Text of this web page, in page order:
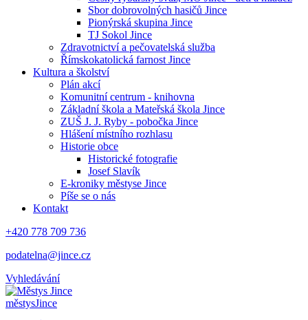
Sbor dobrovolných hasičů Jince
Pionýrská skupina Jince
TJ Sokol Jince
Zdravotnictví a pečovatelská služba
Římskokatolická farnost Jince
Kultura a školství
Plán akcí
Komunitní centrum - knihovna
Základní škola a Mateřská škola Jince
ZUŠ J. J. Ryby - pobočka Jince
Hlášení místního rozhlasu
Historie obce
Historické fotografie
Josef Slavík
E-kroniky městyse Jince
Píše se o nás
Kontakt
+420 778 709 736
podatelna@jince.cz
Vyhledávání
městysJince